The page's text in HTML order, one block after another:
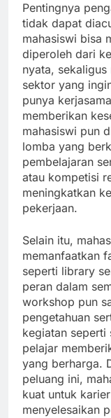
Pentingnya
tidak dapat
mahasiswi bisa
diperoleh dari
nyata,
sektor yang
punya
memberikan
mahasiswi pun
lomba yang
pembelajaran
atau kompetisi
meningkatkan
pekerjaan.
Selain itu,
memanfaatkan
seperti library
peran dalam
workshop pun
pengetahuan
kegiatan
pelajar
yang berharga.
peluang ini,
kuat untuk
menyelesaikan